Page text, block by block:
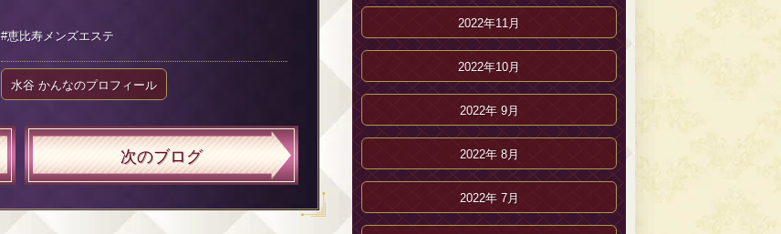
#恵比寿メンズエステ
水谷 かんなのプロフィール
次のブログ
2022年11月
2022年10月
2022年 9月
2022年 8月
2022年 7月